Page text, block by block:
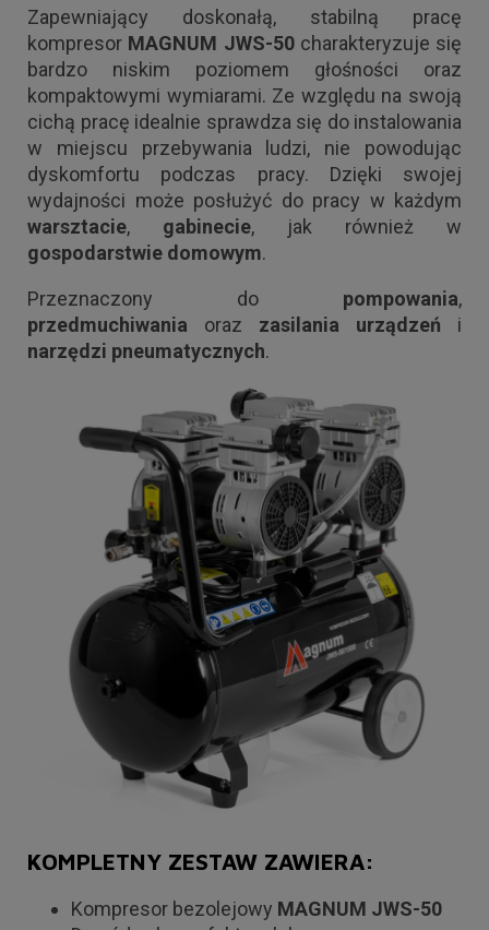
Zapewniający doskonałą, stabilną pracę
kompresor MAGNUM JWS-50 charakteryzuje się
bardzo niskim poziomem głośności oraz
kompaktowymi wymiarami. Ze względu na swoją
cichą pracę idealnie sprawdza się do instalowania
w miejscu przebywania ludzi, nie powodując
dyskomfortu podczas pracy. Dzięki swojej
wydajności może posłużyć do pracy w każdym
warsztacie, gabinecie, jak również w
gospodarstwie domowym.
Przeznaczony do pompowania,
przedmuchiwania oraz zasilania urządzeń i
narzędzi pneumatycznych.
KOMPLETNY ZESTAW ZAWIERA:
Kompresor bezolejowy MAGNUM JWS-50